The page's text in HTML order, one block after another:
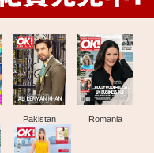
Pakistan Romania